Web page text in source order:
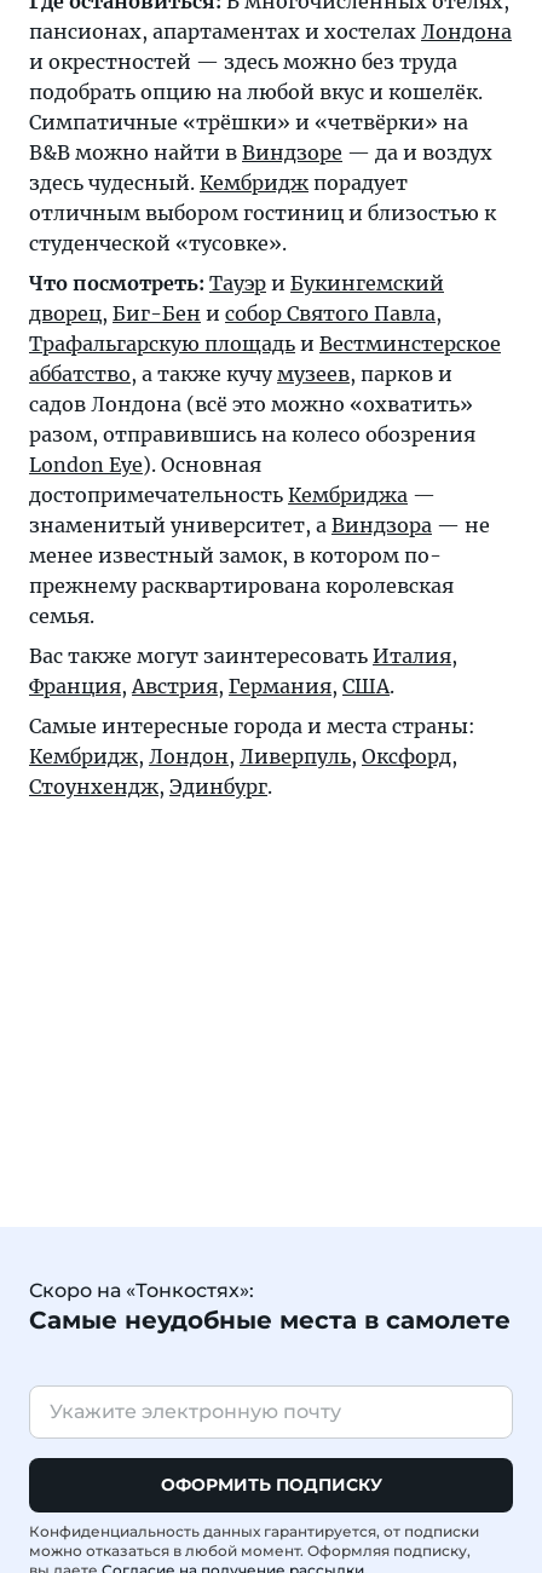
пансионах, апартаментах и хостелах Лондона
и окрестностей — здесь можно без труда
подобрать опцию на любой вкус и кошелёк.
Симпатичные «трёшки» и «четвёрки» на
B&B можно найти в Виндзоре — да и воздух
здесь чудесный. Кембридж порадует
отличным выбором гостиниц и близостью к
студенческой «тусовке».
Что посмотреть: Тауэр и Букингемский
дворец, Биг-Бен и собор Святого Павла,
Трафальгарскую площадь и Вестминстерское
аббатство, а также кучу музеев, парков и
садов Лондона (всё это можно «охватить»
разом, отправившись на колесо обозрения
London Eye). Основная
достопримечательность Кембриджа —
знаменитый университет, а Виндзора — не
менее известный замок, в котором по-
прежнему расквартирована королевская
семья.
Вас также могут заинтересовать Италия,
Франция, Австрия, Германия, США.
Самые интересные города и места страны:
Кембридж, Лондон, Ливерпуль, Оксфорд,
Стоунхендж, Эдинбург.
Скоро на «Тонкостях»:
Самые неудобные места в самолете
ОФОРМИТЬ ПОДПИСКУ
Конфиденциальность данных гарантируется, от подписки
можно отказаться в любой момент. Оформляя подписку,